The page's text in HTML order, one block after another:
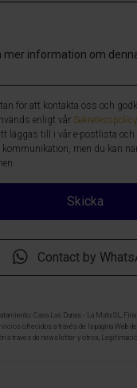
för att kontakta oss och
enligt vår Sekretesspolicy
läggas till i vår e-postlista och
kommunikation, men du kan
Contact by
Casa Las Dunas - La Mata SL,
ofrecidos a través de la página Web
a traves de newsletter y otros,